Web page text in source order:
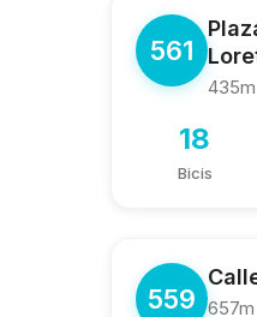
561
18
Bicis
559